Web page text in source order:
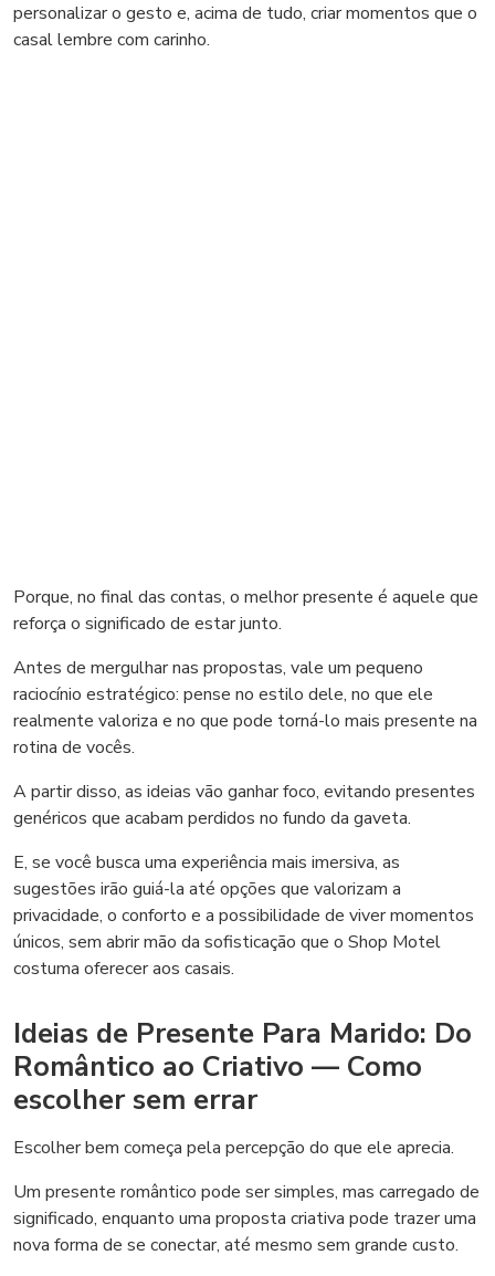
personalizar o gesto e, acima de tudo, criar momentos que o
casal lembre com carinho.
Porque, no final das contas, o melhor presente é aquele que
reforça o significado de estar junto.
Antes de mergulhar nas propostas, vale um pequeno
raciocínio estratégico: pense no estilo dele, no que ele
realmente valoriza e no que pode torná-lo mais presente na
rotina de vocês.
A partir disso, as ideias vão ganhar foco, evitando presentes
genéricos que acabam perdidos no fundo da gaveta.
E, se você busca uma experiência mais imersiva, as
sugestões irão guiá-la até opções que valorizam a
privacidade, o conforto e a possibilidade de viver momentos
únicos, sem abrir mão da sofisticação que o Shop Motel
costuma oferecer aos casais.
Ideias de Presente Para Marido: Do
Romântico ao Criativo — Como
escolher sem errar
Escolher bem começa pela percepção do que ele aprecia.
Um presente romântico pode ser simples, mas carregado de
significado, enquanto uma proposta criativa pode trazer uma
nova forma de se conectar, até mesmo sem grande custo.